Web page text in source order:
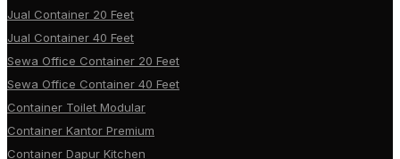
Jual Container 20 Feet
Jual Container 40 Feet
Sewa Office Container 20 Feet
Sewa Office Container 40 Feet
Container Toilet Modular
Container Kantor Premium
Container Dapur Kitchen